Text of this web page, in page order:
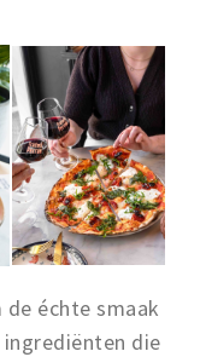
échte smaak
die